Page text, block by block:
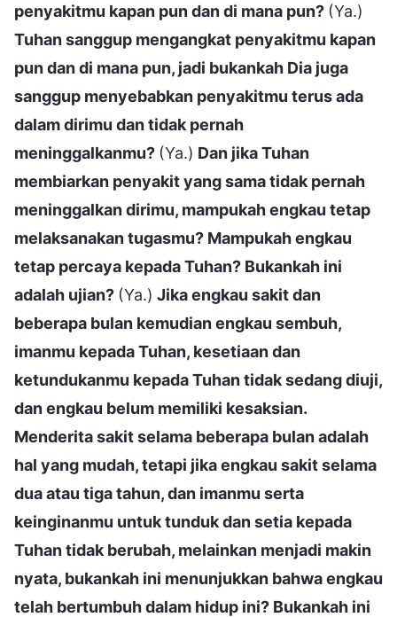
penyakitmu kapan pun dan di mana pun? (Ya.)
Tuhan sanggup mengangkat penyakitmu kapan
pun dan di mana pun, jadi bukankah Dia juga
sanggup menyebabkan penyakitmu terus ada
dalam dirimu dan tidak pernah
meninggalkanmu? (Ya.) Dan jika Tuhan
membiarkan penyakit yang sama tidak pernah
meninggalkan dirimu, mampukah engkau tetap
melaksanakan tugasmu? Mampukah engkau
tetap percaya kepada Tuhan? Bukankah ini
adalah ujian? (Ya.) Jika engkau sakit dan
beberapa bulan kemudian engkau sembuh,
imanmu kepada Tuhan, kesetiaan dan
ketundukanmu kepada Tuhan tidak sedang diuji,
dan engkau belum memiliki kesaksian.
Menderita sakit selama beberapa bulan adalah
hal yang mudah, tetapi jika engkau sakit selama
dua atau tiga tahun, dan imanmu serta
keinginanmu untuk tunduk dan setia kepada
Tuhan tidak berubah, melainkan menjadi makin
nyata, bukankah ini menunjukkan bahwa engkau
telah bertumbuh dalam hidup ini? Bukankah ini